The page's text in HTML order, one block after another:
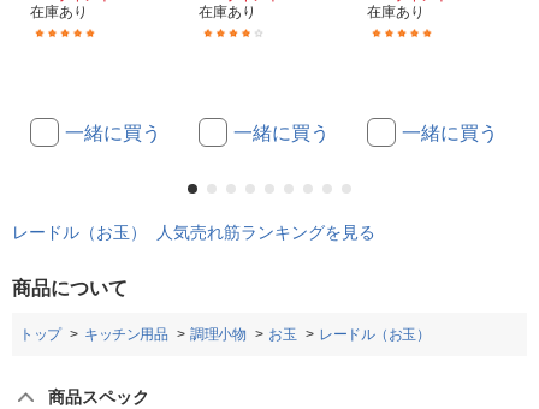
在庫あり
一緒に買う
在庫あり
一緒に買う
在庫あり
一緒に買う
レードル（お玉） 人気売れ筋ランキングを見る
商品について
トップ キッチン用品 調理小物 お玉 レードル（お玉）
商品スペック